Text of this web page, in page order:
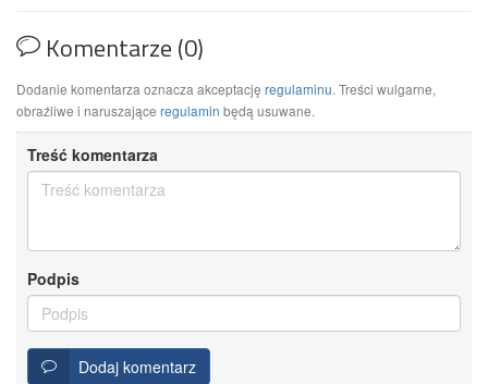
Komentarze (0)
Dodanie komentarza oznacza akceptację regulaminu. Treści wulgarne,
obraźliwe i naruszające regulamin będą usuwane.
Treść komentarza
Podpis
Dodaj komentarz